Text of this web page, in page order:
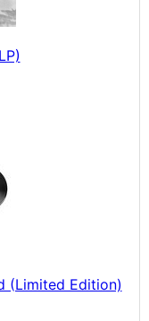
(Limited Edition)